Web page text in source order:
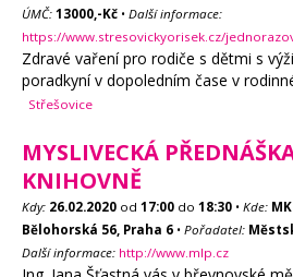
ÚMČ: 13000,-Kč • Další informace:
https://www.stresovickyorisek.cz/
Zdravé vaření pro rodiče s dětmi s
poradkyní v dopoledním čase v
Střešovice
MYSLIVECKÁ
KNIHOVNĚ
Kdy: 26.02.2020 od 17:00 do 18:30 • Kde:
Bělohorská 56, Praha 6 • Pořadatel:
Další informace: http://www.mlp.cz